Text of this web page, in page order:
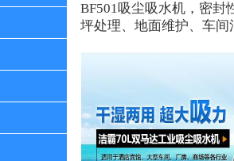
BF501吸尘吸水机，密封
坪处理、地面维护、车